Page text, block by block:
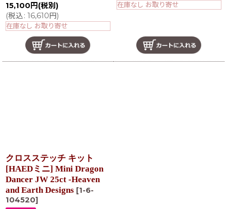
15,100 円 (税別)
(税込: 16,610円)
在庫なし お取り寄せ
在庫なし お取り寄せ
クロスステッチ キット
[HAEDミニ] Mini Dragon
Dancer JW 25ct -Heaven
and Earth Designs [1-6-
104520]